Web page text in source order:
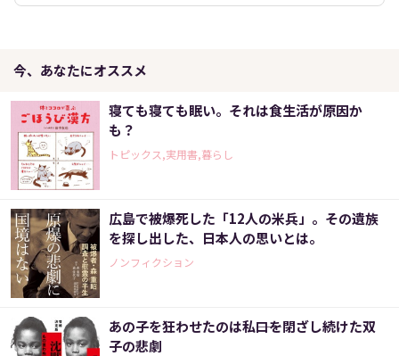
今、あなたにオススメ
寝ても寝ても眠い。それは食生活が原因か
も？
トピックス,実用書,暮らし
広島で被爆死した「12人の米兵」。その遺族
を探し出した、日本人の思いとは。
ノンフィクション
あの子を狂わせたのは私――口を閉ざし続けた双
子の悲劇